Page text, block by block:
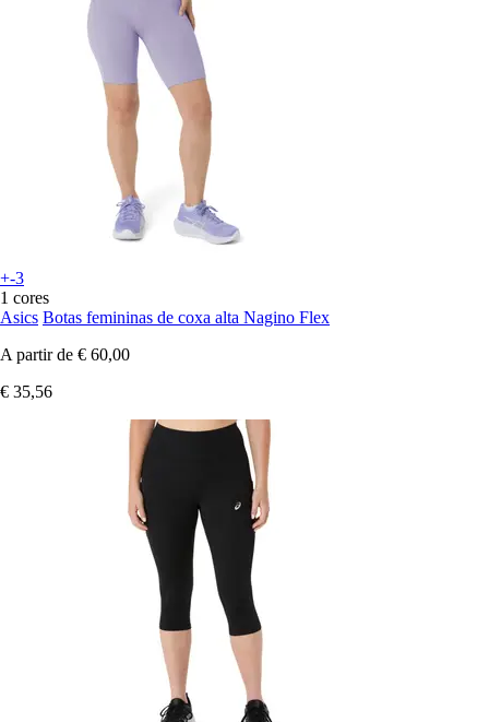
+-3
1 cores
Asics Botas femininas de coxa alta Nagino Flex
A partir de € 60,00
€ 35,56